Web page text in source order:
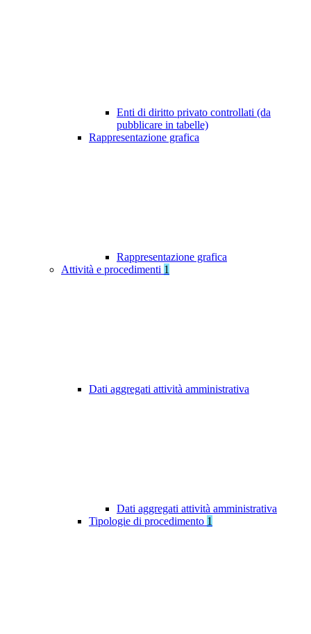
Enti di diritto privato controllati (da
pubblicare in tabelle)
Rappresentazione grafica
Rappresentazione grafica
Attività e procedimenti 1
Dati aggregati attività amministrativa
Dati aggregati attività amministrativa
Tipologie di procedimento 1